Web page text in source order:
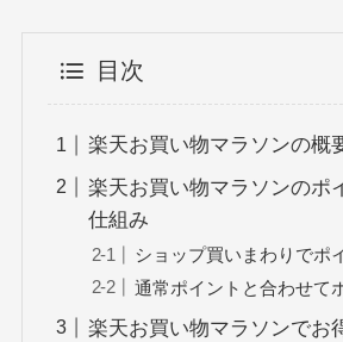
目次
楽天お買い物マラソンの概
楽天お買い物マラソンのポ
仕組み
ショップ買いまわりでポ
通常ポイントと合わせて
楽天お買い物マラソンでお